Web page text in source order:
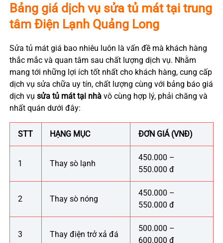
Bảng giá dịch vụ sửa tủ mát tại trung
tâm Điện Lạnh Quảng Long
Sửa tủ mát giá bao nhiêu luôn là vấn đề mà khách hàng
thắc mắc và quan tâm sau chất lượng dịch vụ. Nhằm
mang tới những lợi ích tốt nhất cho khách hàng, cung cấp
dịch vụ sửa chữa uy tín, chất lượng cùng với bảng báo giá
dịch vụ sửa tủ mát tại nhàvô cùng hợp lý, phải chăng và
nhất quán dưới đây:
STT HẠNG MỤC ĐƠN GIÁ (VNĐ)
1 Thay sò lạnh
450.000 –
550.000 đ
2 Thay sò nóng
450.000 –
550.000 đ
3 Thay điện trở xả đá
500.000 –
600.000 đ